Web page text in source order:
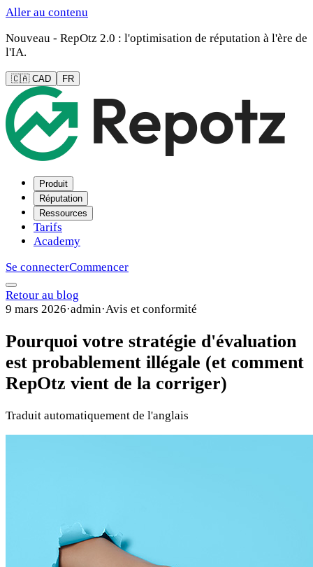
Aller au contenu
Nouveau - RepOtz 2.0 : l'optimisation de réputation à l'ère de
l'IA.
🇨🇦 CAD FR
Produit
Réputation
Ressources
Tarifs
Academy
Se connecterCommencer
Retour au blog
9 mars 2026·admin·Avis et conformité
Pourquoi votre stratégie d'évaluation
est probablement illégale (et comment
RepOtz vient de la corriger)
Traduit automatiquement de l'anglais